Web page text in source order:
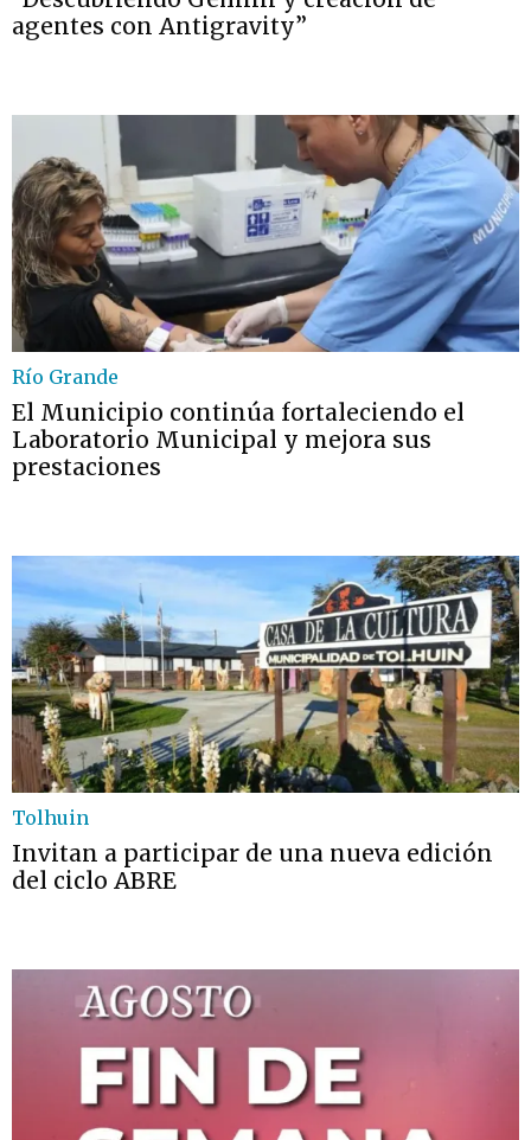
agentes con Antigravity”
Río Grande
El Municipio continúa fortaleciendo el
Laboratorio Municipal y mejora sus
prestaciones
Tolhuin
Invitan a participar de una nueva edición
del ciclo ABRE